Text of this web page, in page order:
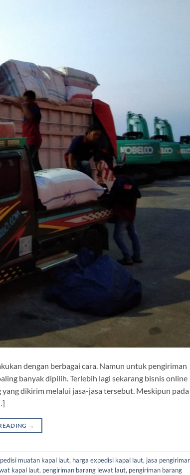
dengan berbagai cara. Namun untuk pengiriman
banyak dipilih. Terlebih lagi sekarang bisnis online
dikirim melalui jasa-jasa tersebut. Meskipun pada
→
muatan kapal laut, harga expedisi kapal laut, jasa
kapal laut, pengiriman barang lewat laut, pengiriman barang